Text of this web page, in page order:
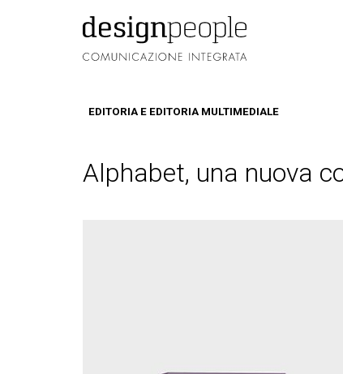
EDITORIA E EDITORIA MULTIMEDIALE
Alphabet, una nuova